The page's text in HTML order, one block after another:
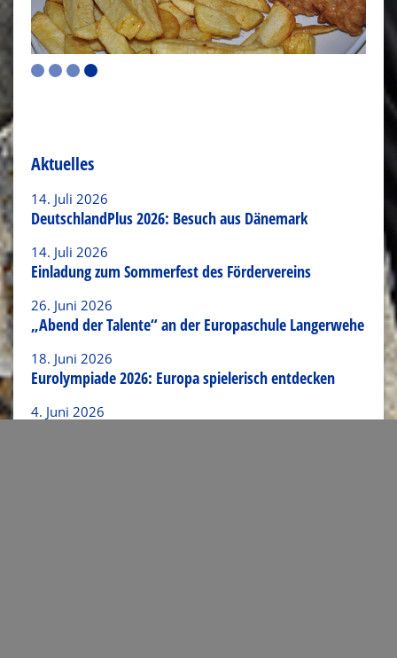
Aktuelles
14. Juli 2026
DeutschlandPlus 2026: Besuch aus Dänemark
14. Juli 2026
Einladung zum Sommerfest des Fördervereins
26. Juni 2026
„Abend der Talente“ an der Europaschule Langerwehe
18. Juni 2026
Eurolympiade 2026: Europa spielerisch entdecken
4. Juni 2026